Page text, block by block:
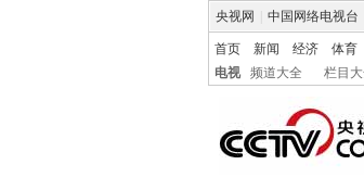
央视网 中国网络电视台
首页 新闻 经济 体育
电视
频道大全 栏目